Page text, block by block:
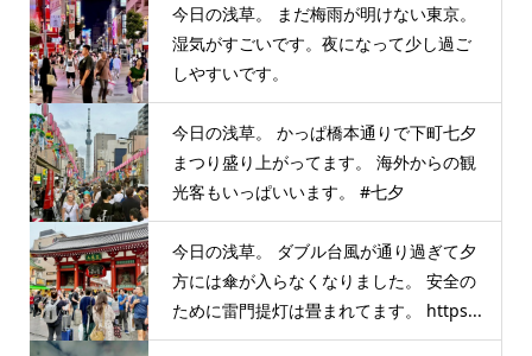
今日の浅草。 まだ梅雨が明けない東京。
湿気がすごいです。夜になって少し過ご
しやすいです。
今日の浅草。 かっぱ橋本通りで下町七夕
まつり盛り上がってます。 海外からの観
光客もいっぱいいます。 #七夕
今日の浅草。 ダブル台風が通り過ぎて夕
方には傘が入らなくなりました。 安全の
ために雷門提灯は畳まれてます。 https...